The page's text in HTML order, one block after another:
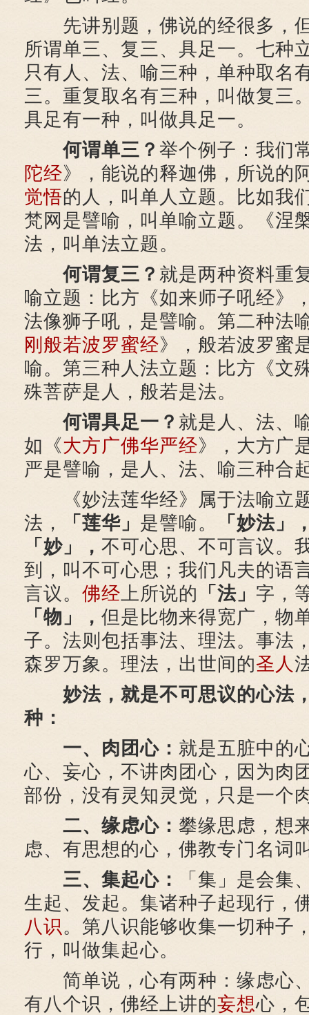
先讲别题，佛说的经很多，
所谓单三、复三、具足一。七种
只有人、法、喻三种，单种取名
三。重复取名有三种，叫做复三
具足有一种，叫做具足一。
何谓单三？ 举个例子：我们
陀经》，能说的释迦佛，所说的
觉悟的人，叫单人立题。比如我
梵网是譬喻，叫单喻立题。《涅
法，叫单法立题。
何谓复三？ 就是两种资料重
喻立题：比方《如来师子吼经》
法像狮子吼，是譬喻。第二种法
刚般若波罗蜜经》，般若波罗蜜
喻。第三种人法立题：比方《文
殊菩萨是人，般若是法。
何谓具足一？ 就是人、法、
如《大方广佛华严经》，大方广
严是譬喻，是人、法、喻三种合
《妙法莲华经》属于法喻立
法，
「莲华」 是譬喻。
「妙法」
「妙」， 不可心思、不可言议。
到，叫不可心思；我们凡夫的语
言议。 佛经上所说的 「法」 字，
「物」， 但是比物来得宽广，物
子。法则包括事法、理法。事法
森罗万象。理法，出世间的圣人
妙法，就是不可思议的心法
种：
一、肉团心： 就是五脏中的
心、妄心，不讲肉团心，因为肉
部份，没有灵知灵觉，只是一个
二、缘虑心： 攀缘思虑，想
虑、有思想的心，佛教专门名词
三、集起心：
「集」是会集
生起、发起。集诸种子起现行，
八识。第八识能够收集一切种子
行，叫做集起心。
简单说，心有两种：缘虑心
有八个识，佛经上讲的妄想心，